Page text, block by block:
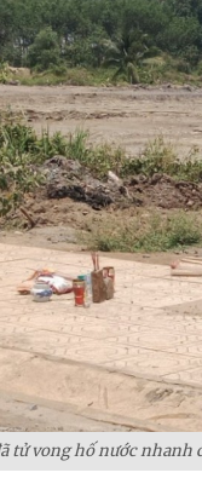
tử vong hố nước nhanh